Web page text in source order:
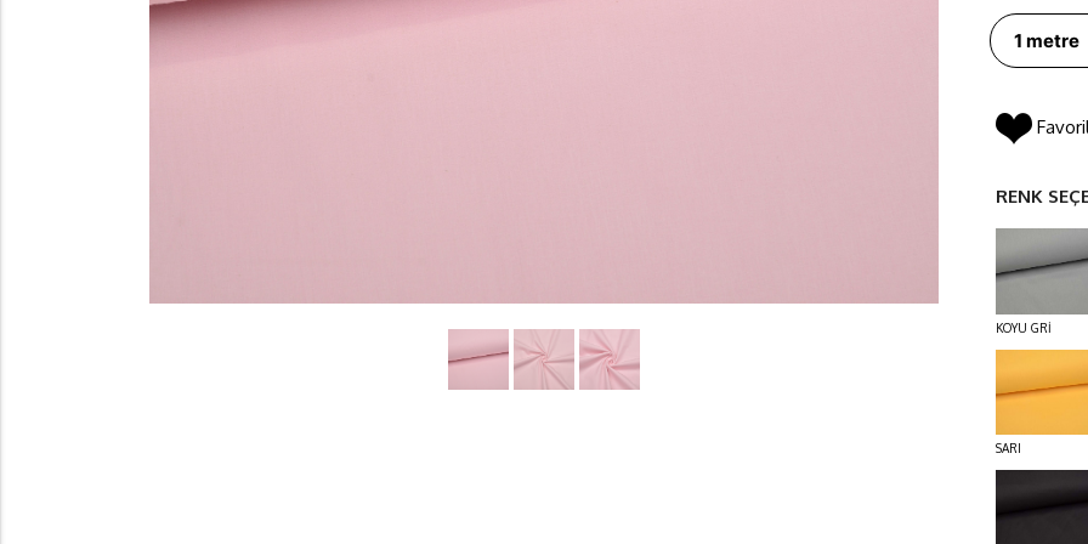
RENK
KOYU GRİ
SARI